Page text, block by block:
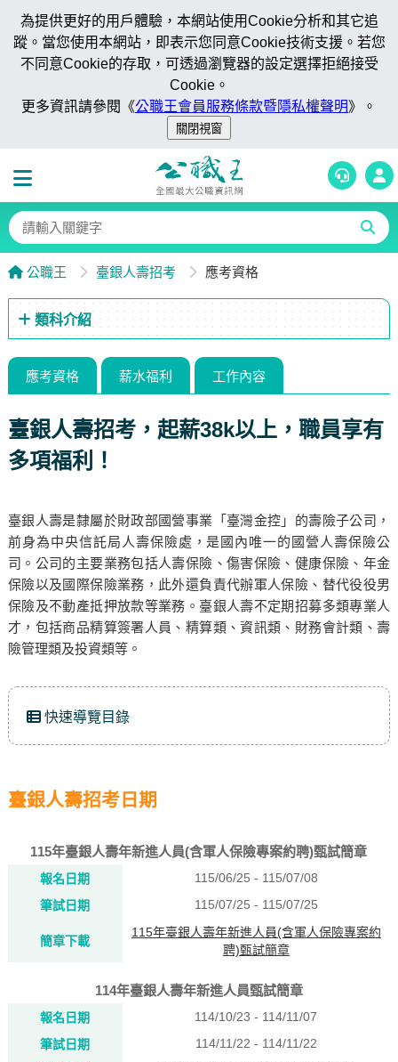
為提供更好的用戶體驗，本網站使用Cookie分析和其它追
蹤。當您使用本網站，即表示您同意Cookie技術支援。若您
不同意Cookie的存取，可透過瀏覽器的設定選擇拒絕接受
Cookie。
更多資訊請參閱《公職王會員服務條款暨隱私權聲明》。
公職王 臺銀人壽招考 應考資格
類科介紹
應考資格 薪水福利 工作內容
臺銀人壽招考，起薪38k以上，職員享有
多項福利！
臺銀人壽是隸屬於財政部國營事業「臺灣金控」的壽險子公司，
前身為中央信託局人壽保險處，是國內唯一的國營人壽保險公
司。公司的主要業務包括人壽保險、傷害保險、健康保險、年金
保險以及國際保險業務，此外還負責代辦軍人保險、替代役役男
保險及不動產抵押放款等業務。臺銀人壽不定期招募多類專業人
才，包括商品精算簽署人員、精算類、資訊類、財務會計類、壽
險管理類及投資類等。
快速導覽目錄
臺銀人壽招考日期
115年臺銀人壽年新進人員(含軍人保險專案約聘)甄試簡章
報名日期
115/06/25 - 115/07/08
筆試日期
115/07/25 - 115/07/25
簡章下載
115年臺銀人壽年新進人員(含軍人保險專案約
聘)甄試簡章
114年臺銀人壽年新進人員甄試簡章
報名日期
114/10/23 - 114/11/07
筆試日期
114/11/22 - 114/11/22